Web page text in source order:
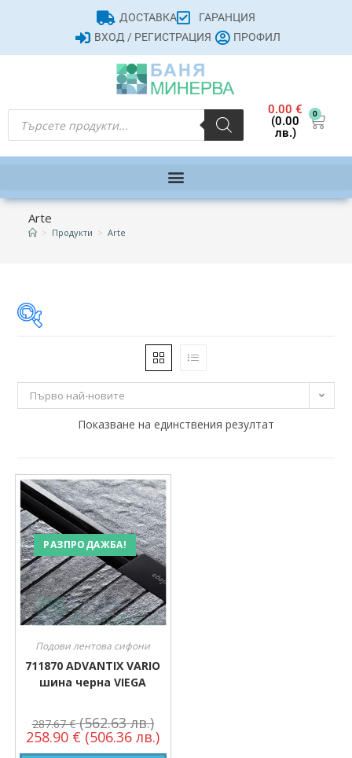
ДОСТАВКА
ГАРАНЦИЯ
ВХОД / РЕГИСТРАЦИЯ
ПРОФИЛ
0.00€
(0.00
лв.)
0
Arte
> Продукти > Arte
258 € 259 €
259 259 259
Първо най-новите
Показване на единствения резултат
РАЗПРОДАЖБА!
Подови лентова сифони
711870 ADVANTIX VARIO
шина черна VIEGA
287.67€ (562.63 лв.)
258.90 € (506.36 лв.)